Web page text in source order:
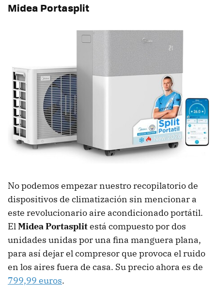
Midea Portasplit
No podemos empezar nuestro recopilatorio de
dispositivos de climatización sin mencionar a
este revolucionario aire acondicionado portátil.
ElMidea Portasplitestá compuesto por dos
unidades unidas por una fina manguera plana,
para así dejar el compresor que provoca el ruido
en los aires fuera de casa. Su precio ahora es de
799,99 euros.